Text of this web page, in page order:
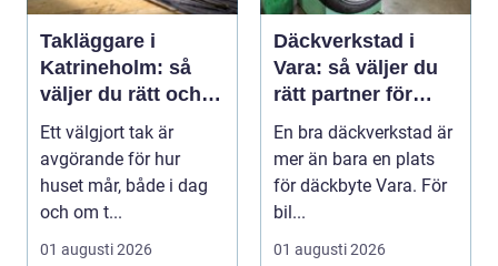
Takläggare i
Katrineholm: så
väljer du rätt och
får ett tak som
håller
Ett välgjort tak är
avgörande för hur
huset mår, både i dag
och om t...
01 augusti 2026
Däckverkstad i
Vara: så väljer du
rätt partner för
säker körning året
runt
En bra däckverkstad är
mer än bara en plats
för däckbyte Vara. För
bil...
01 augusti 2026